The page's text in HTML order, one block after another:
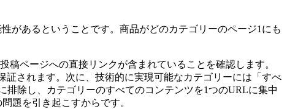
があるということです。商品がどのカテゴリーのページ1にも
ページへの直接リンクが含まれていることを確認します。
されます。次に、技術的に実現可能なカテゴリーには「すべ
除し、カテゴリーのすべてのコンテンツを1つのURLに集中
題を引き起こすからです。